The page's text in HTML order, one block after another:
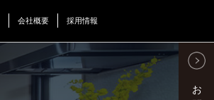
会社概要 採用情報